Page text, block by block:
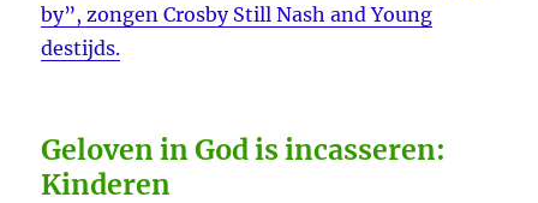
by”, zongen Crosby Still Nash and Young
destijds.
Geloven in God is incasseren:
Kinderen